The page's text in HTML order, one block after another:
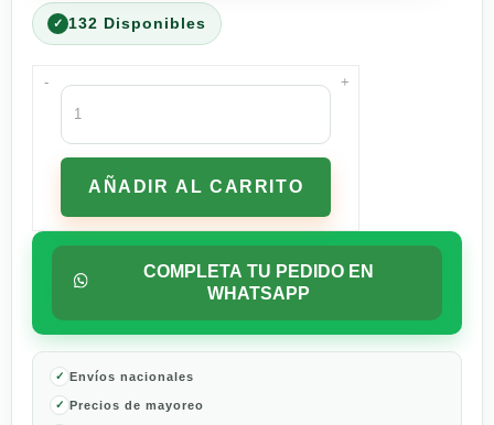
132 Disponibles
-
Whisky
Buchanan's
Special
Reserve
Años
750
cantidad
AÑADIR AL CARRITO
+
COMPLETA TU PEDIDO EN
WHATSAPP
Envíos nacionales
Precios de mayoreo